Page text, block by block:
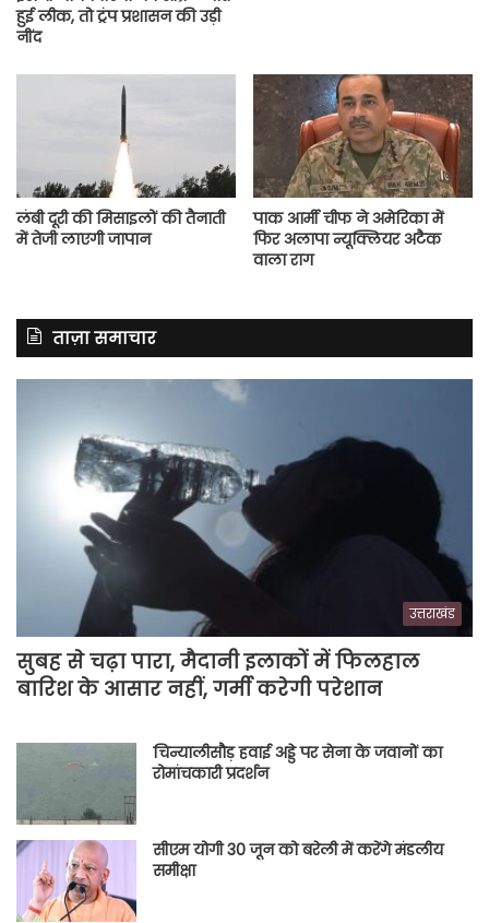
हुई लीक, तो ट्रंप प्रशासन की उड़ी
नींद
लंबी दूरी की मिसाइलों की तैनाती
में तेजी लाएगी जापान
पाक आर्मी चीफ ने अमेरिका में
फिर अलापा न्यूक्लियर अटैक
वाला राग
ताज़ा समाचार
उत्तराखंड
सुबह से चढ़ा पारा, मैदानी इलाकों में फिलहाल
बारिश के आसार नहीं, गर्मी करेगी परेशान
चिन्यालीसौड़ हवाई अड्डे पर सेना के जवानों का
रोमांचकारी प्रदर्शन
सीएम योगी 30 जून को बरेली में करेंगे मंडलीय
समीक्षा